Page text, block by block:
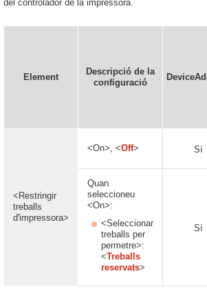
del controlador de la impressora.
Element
Descripció de la
configuració
<Restringir
treballs
d'impressora>
<On>, <Off> Sí
Quan
seleccioneu
<On>:
<Seleccionar
treballs per
permetre>:
<Treballs
reservats>
Sí